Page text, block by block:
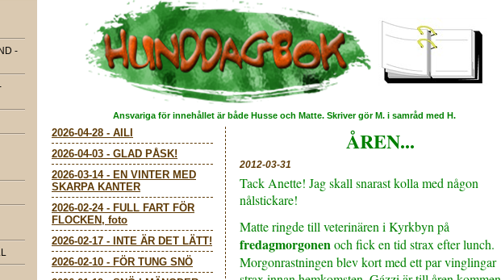
-
Ansvariga för innehållet är både Husse och Matte. Skriver gör M. i samråd med H.
2026-04-28 - AILI
2026-04-03 - GLAD PÅSK!
2026-03-14- EN VINTER MED
SKARPA KANTER
2026-02-24- FULL FART FÖR
FLOCKEN, foto
2026-02-17 -
INTE ÄR DET LÄTT!
2026-02-10 - FÖR TUNG SNÖ
ÅREN...
2012-03-31
Tack Anette! Jag skall snarast kolla med någon
nålstickare!
Matte ringde till veterinären i Kyrkbyn på
fredagmorgonenoch fick en tid strax efter lunch.
Morgonrastningen blev kort med ett par vinglingar